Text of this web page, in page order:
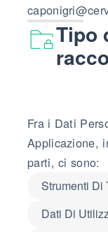
Tipo
Fra i Dati
Applicazione,
parti, ci sono:
Strumenti Di
Dati Di